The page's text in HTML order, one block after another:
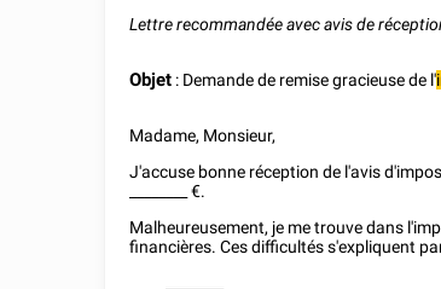
Lettre recommandée avec avis de
Objet : Demande de remise gracieuse de l'
Madame, Monsieur,
J'accuse bonne réception de l'avis
€.
Malheureusement, je me trouve dans
financières. Ces difficultés s'expliquent